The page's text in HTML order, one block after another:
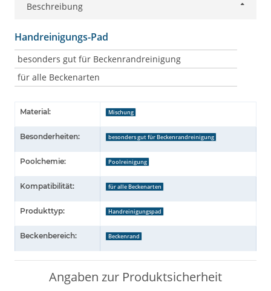
Beschreibung
Handreinigungs-Pad
besonders gut für Beckenrandreinigung
für alle Beckenarten
Material: Mischung
Besonderheiten: besonders gut für Beckenrandreinigung
Poolchemie: Poolreinigung
Kompatibilität: für alle Beckenarten
Produkttyp: Handreinigungspad
Beckenbereich: Beckenrand
Angaben zur Produktsicherheit